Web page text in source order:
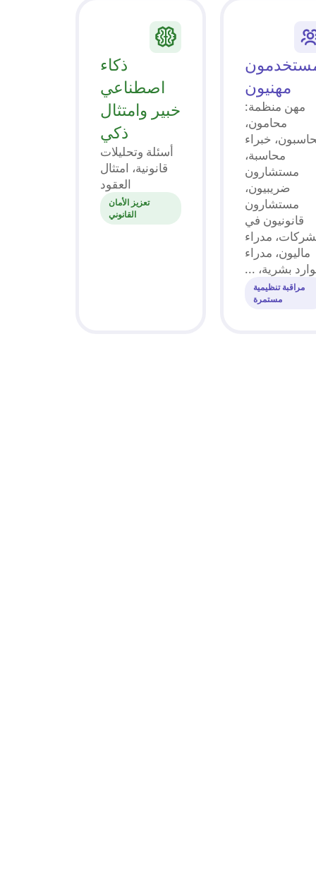
مهنيون
مهن منظمة:
محامون،
خبراء
محاسبة،
مستشارون
ضريبيون،
مستشارون
قانونيون في
مدراء
ماليون، مدراء
بشرية، ...
مراقبة تنظيمية
مستمرة
ذكاء
اصطناعي
خبير وامتثال
ذكي
أسئلة وتحليلات
قانونية، امتثال
العقود
تعزيز الأمان
القانوني